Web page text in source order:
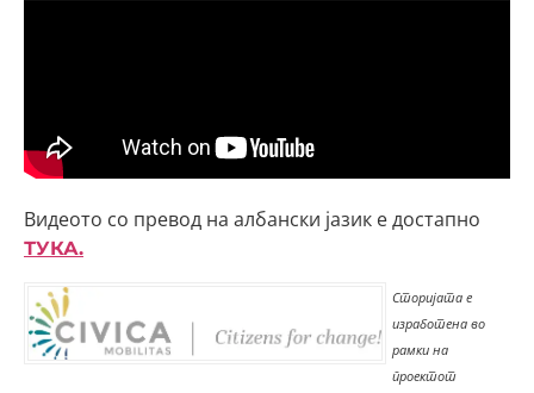
Видеото со превод на албански јазик е достапно
ТУКА.
Сторијата е
изработена во
рамки на
проектот